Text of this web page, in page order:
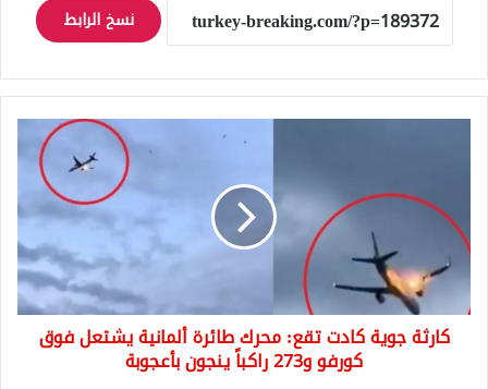
نسخ الرابط
محرك
طائرة
ألمانية
يشتعل
فوق
كورفوكارثة جوية كادت تقع: محرك طائرة ألمانية يشتعل فوق
كورفو و273 راكباً ينجون بأعجوبة